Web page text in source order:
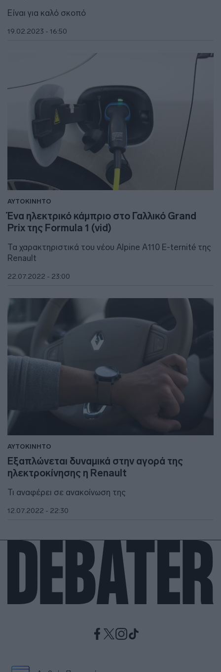
Είναι για καλό σκοπό
19.02.2023 - 16:50
ΑΥΤΟΚΙΝΗΤΟ
Ένα ηλεκτρικό κάμπριο στο Γαλλικό Grand
Prix της Formula 1 (vid)
Τα χαρακτηριστικά του νέου Alpine A110 E-ternité της
Renault
22.07.2022 - 23:00
ΑΥΤΟΚΙΝΗΤΟ
Εξαπλώνεται δυναμικά στην αγορά της
ηλεκτροκίνησης η Renault
Τι αναφέρει σε ανακοίνωση της
12.07.2022 - 22:30